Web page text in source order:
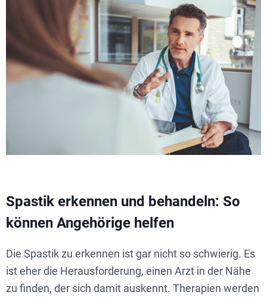
Spastik erkennen und behandeln: So
können Angehörige helfen
Die Spastik zu erkennen ist gar nicht so schwierig. Es
ist eher die Herausforderung, einen Arzt in der Nähe
zu finden, der sich damit auskennt. Therapien werden